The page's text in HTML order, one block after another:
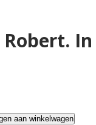
aan winkelwagen